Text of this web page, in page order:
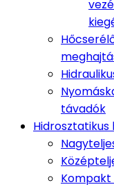
távadók